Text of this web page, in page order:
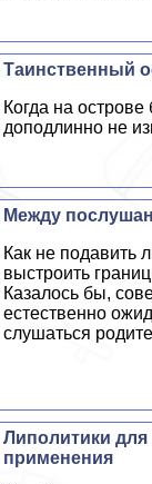
Таинственный
Когда на
доподлинно не
Между
Как не подавить
выстроить
Казалось бы,
естественно
слушаться
Липолитики
применения